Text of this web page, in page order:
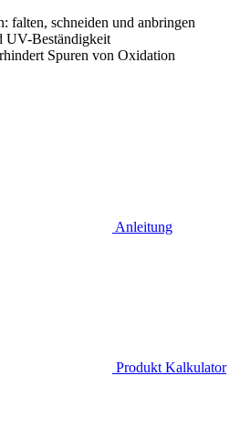
falten, schneiden und anbringen
UV-Beständigkeit
Spuren von Oxidation
Anleitung
Produkt Kalkulator